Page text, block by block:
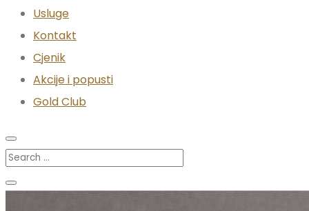
Usluge
Kontakt
Cjenik
Akcije i popusti
Gold Club